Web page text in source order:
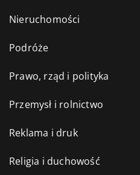
Nieruchomości
Podróże
Prawo, rząd i polityka
Przemysł i rolnictwo
Reklama i druk
Religia i duchowość